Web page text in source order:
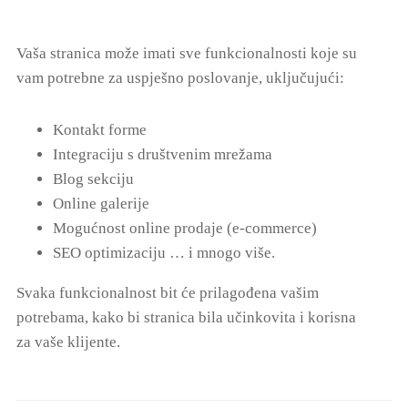
Vaša stranica može imati sve funkcionalnosti koje su
vam potrebne za uspješno poslovanje, uključujući:
Kontakt forme
Integraciju s društvenim mrežama
Blog sekciju
Online galerije
Mogućnost online prodaje (e-commerce)
SEO optimizaciju … i mnogo više.
Svaka funkcionalnost bit će prilagođena vašim
potrebama, kako bi stranica bila učinkovita i korisna
za vaše klijente.